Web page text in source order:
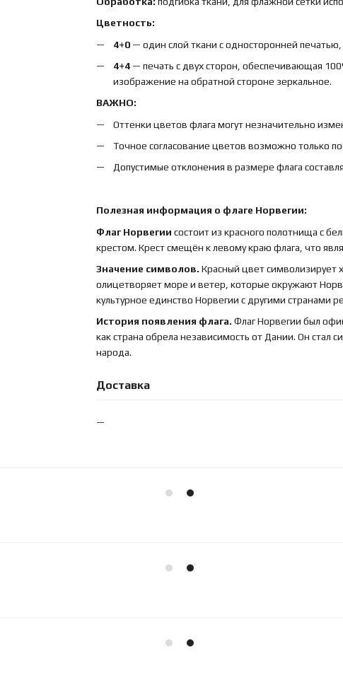
Цветность:
4+0— один слой ткани с односторонней печатью,
4+4— печать с двух сторон, обеспечивающая
изображение на обратной стороне зеркальное.
ВАЖНО:
Оттенки цветов флага могут незначительно
Точное согласование цветов возможно только
Допустимые отклонения в размере флага
Полезная информация о флаге Норвегии:
Флаг Норвегии состоит из красного полотнища с
крестом. Крест смещён к левому краю флага, что
Значение символов. Красный цвет символизирует
олицетворяет море и ветер, которые окружают
культурное единство Норвегии с другими странами
История появления флага. Флаг Норвегии был
как страна обрела независимость от Дании. Он стал
народа.
Доставка